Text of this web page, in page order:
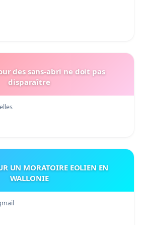
des sans-abri ne doit pas
disparaître
UN MORATOIRE EOLIEN EN
WALLONIE